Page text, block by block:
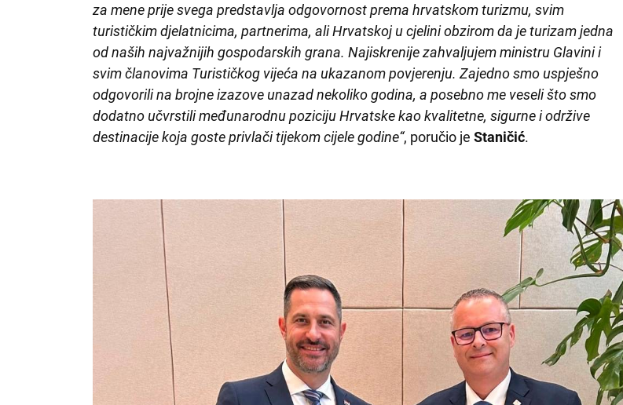
za mene prije svega predstavlja odgovornost prema hrvatskom turizmu, svim
turističkim djelatnicima, partnerima, ali Hrvatskoj u cjelini obzirom da je turizam jedna
od naših najvažnijih gospodarskih grana. Najiskrenije zahvaljujem ministru Glavini i
svim članovima Turističkog vijeća na ukazanom povjerenju. Zajedno smo uspješno
odgovorili na brojne izazove unazad nekoliko godina, a posebno me veseli što smo
dodatno učvrstili međunarodnu poziciju Hrvatske kao kvalitetne, sigurne i održive
destinacije koja goste privlači tijekom cijele godine“, poručio jeStaničić.